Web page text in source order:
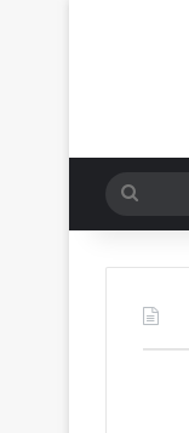
بحث
عن